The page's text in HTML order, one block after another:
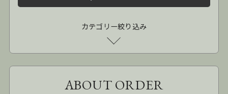
カテゴリー絞り込み
ABOUT ORDER